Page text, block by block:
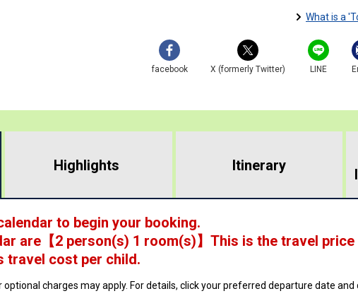
What is a
facebook X (formerly Twitter) LINE
Highlights Itinerary
to begin your booking.
are 【2 person(s) 1 room(s)】This is the travel
travel cost per child.
charges may apply. For details, click your preferred departure date and